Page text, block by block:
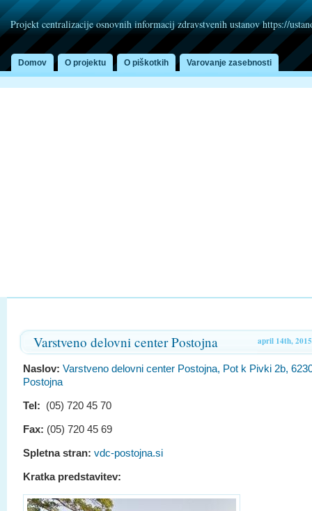
Projekt centralizacije osnovnih informacij zdravstvenih ustanov https://
Domov O projektu O piškotkih Varovanje zasebnosti
april 14th, 2015
Varstveno delovni center Postojna
Naslov: Varstveno delovni center Postojna, Pot k Pivki 2b,
Postojna
Tel: (05) 720 45 70
Fax: (05) 720 45 69
Spletna stran: vdc-postojna.si
Kratka predstavitev: